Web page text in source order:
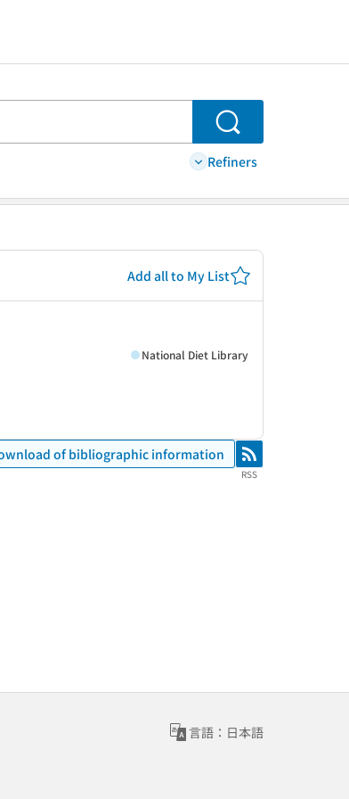
Search
Refiners
Add all to My List
National Diet Library
of bibliographic information RSS
RSS
言語：日本語